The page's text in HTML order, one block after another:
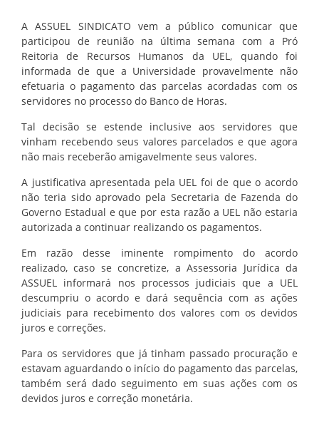
A ASSUEL SINDICATO vem a público comunicar que
participou de reunião na última semana com a Pró
Reitoria de Recursos Humanos da UEL, quando foi
informada de que a Universidade provavelmente não
efetuaria o pagamento das parcelas acordadas com os
servidores no processo do Banco de Horas.
Tal decisão se estende inclusive aos servidores que
vinham recebendo seus valores parcelados e que agora
não mais receberão amigavelmente seus valores.
A justificativa apresentada pela UEL foi de que o acordo
não teria sido aprovado pela Secretaria de Fazenda do
Governo Estadual e que por esta razão a UEL não estaria
autorizada a continuar realizando os pagamentos.
Em razão desse iminente rompimento do acordo
realizado, caso se concretize, a Assessoria Jurídica da
ASSUEL informará nos processos judiciais que a UEL
descumpriu o acordo e dará sequência com as ações
judiciais para recebimento dos valores com os devidos
juros e correções.
Para os servidores que já tinham passado procuração e
estavam aguardando o início do pagamento das parcelas,
também será dado seguimento em suas ações com os
devidos juros e correção monetária.